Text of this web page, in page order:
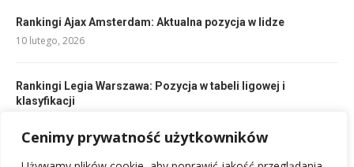
Cenimy prywatność użytkowników
Rankingi Ajax Amsterdam: Aktualna pozycja w lidze
10 lutego, 2026
Rankingi Legia Warszawa: Pozycja w tabeli ligowej i
klasyfikacji